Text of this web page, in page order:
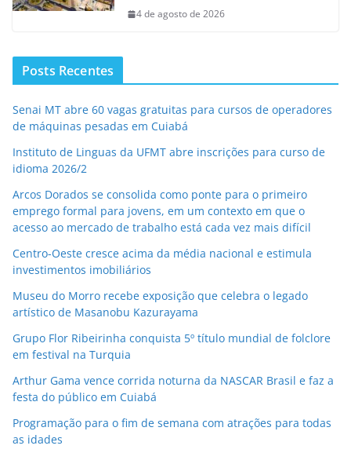
4 de agosto de 2026
Posts Recentes
Senai MT abre 60 vagas gratuitas para cursos de operadores
de máquinas pesadas em Cuiabá
Instituto de Linguas da UFMT abre inscrições para curso de
idioma 2026/2
Arcos Dorados se consolida como ponte para o primeiro
emprego formal para jovens, em um contexto em que o
acesso ao mercado de trabalho está cada vez mais difícil
Centro-Oeste cresce acima da média nacional e estimula
investimentos imobiliários
Museu do Morro recebe exposição que celebra o legado
artístico de Masanobu Kazurayama
Grupo Flor Ribeirinha conquista 5º título mundial de folclore
em festival na Turquia
Arthur Gama vence corrida noturna da NASCAR Brasil e faz a
festa do público em Cuiabá
Programação para o fim de semana com atrações para todas
as idades